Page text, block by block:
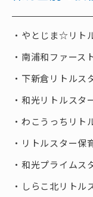
やとじま☆リト
南浦和ファース
下新倉リトルス
和光リトルスタ
わこうっちリト
リトルスター保
和光プライムス
しらこ北リトル